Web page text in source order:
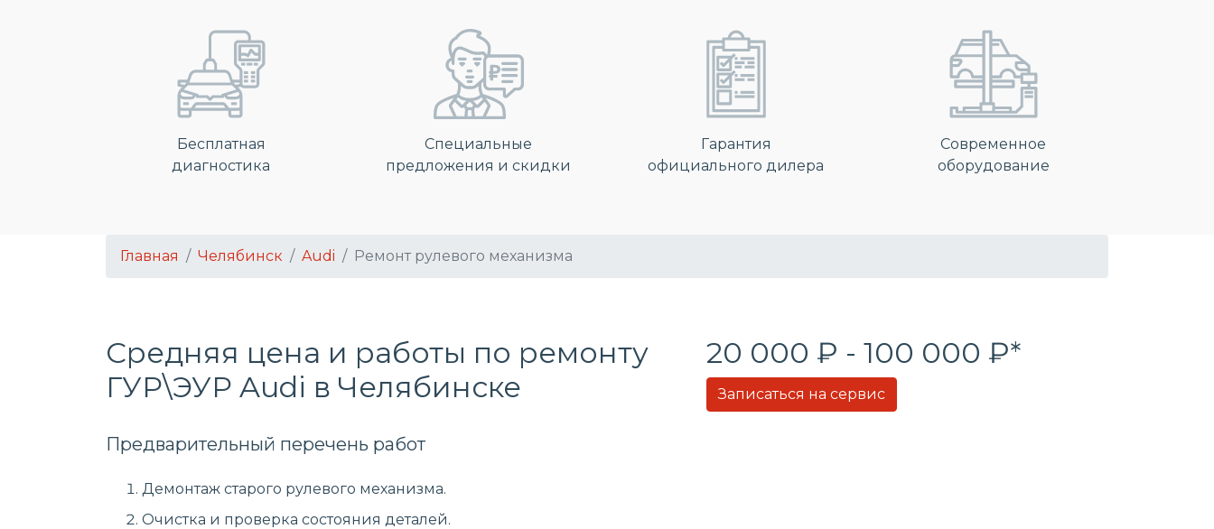
Бесплатная
диагностика
Специальные
предложения и скидки
Гарантия
официального дилера
Современное
оборудование
Главная Челябинск Audi Ремонт рулевого механизма
Средняя цена и работы по ремонту
ГУР\ЭУР Audi в Челябинске
20 000 ₽ - 100 000 ₽*
Записаться на сервис
Предварительный перечень работ
Демонтаж старого рулевого механизма.
Очистка и проверка состояния деталей.